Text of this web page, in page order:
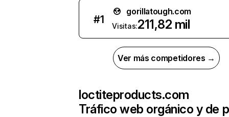
#1
gorillatough.com
Visitas:211,82 mil
Ver más competidores →
loctiteproducts.com
Tráfico web orgánico y de